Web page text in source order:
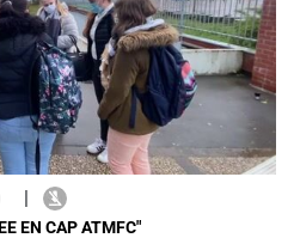
|
EN CAP ATMFC"